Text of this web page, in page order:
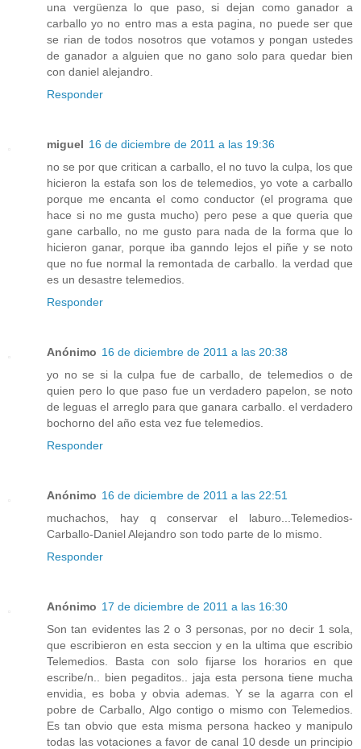
una vergüenza lo que paso, si dejan como ganador a
carballo yo no entro mas a esta pagina, no puede ser que
se rian de todos nosotros que votamos y pongan ustedes
de ganador a alguien que no gano solo para quedar bien
con daniel alejandro.
Responder
miguel 16 de diciembre de 2011 a las 19:36
no se por que critican a carballo, el no tuvo la culpa, los que
hicieron la estafa son los de telemedios, yo vote a carballo
porque me encanta el como conductor (el programa que
hace si no me gusta mucho) pero pese a que queria que
gane carballo, no me gusto para nada de la forma que lo
hicieron ganar, porque iba ganndo lejos el piñe y se noto
que no fue normal la remontada de carballo. la verdad que
es un desastre telemedios.
Responder
Anónimo 16 de diciembre de 2011 a las 20:38
yo no se si la culpa fue de carballo, de telemedios o de
quien pero lo que paso fue un verdadero papelon, se noto
de leguas el arreglo para que ganara carballo. el verdadero
bochorno del año esta vez fue telemedios.
Responder
Anónimo 16 de diciembre de 2011 a las 22:51
muchachos, hay q conservar el laburo...Telemedios-
Carballo-Daniel Alejandro son todo parte de lo mismo.
Responder
Anónimo 17 de diciembre de 2011 a las 16:30
Son tan evidentes las 2 o 3 personas, por no decir 1 sola,
que escribieron en esta seccion y en la ultima que escribio
Telemedios. Basta con solo fijarse los horarios en que
escribe/n.. bien pegaditos.. jaja esta persona tiene mucha
envidia, es boba y obvia ademas. Y se la agarra con el
pobre de Carballo, Algo contigo o mismo con Telemedios.
Es tan obvio que esta misma persona hackeo y manipulo
todas las votaciones a favor de canal 10 desde un principio